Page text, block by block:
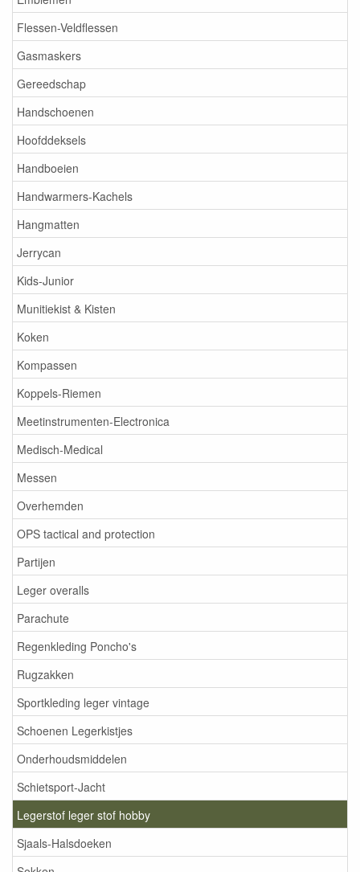
Flessen-Veldflessen
Gasmaskers
Gereedschap
Handschoenen
Hoofddeksels
Handboeien
Handwarmers-Kachels
Hangmatten
Jerrycan
Kids-Junior
Munitiekist & Kisten
Koken
Kompassen
Koppels-Riemen
Meetinstrumenten-Electronica
Medisch-Medical
Messen
Overhemden
OPS tactical and protection
Partijen
Leger overalls
Parachute
Regenkleding Poncho's
Rugzakken
Sportkleding leger vintage
Schoenen Legerkistjes
Onderhoudsmiddelen
Schietsport-Jacht
Legerstof leger stof hobby
Sjaals-Halsdoeken